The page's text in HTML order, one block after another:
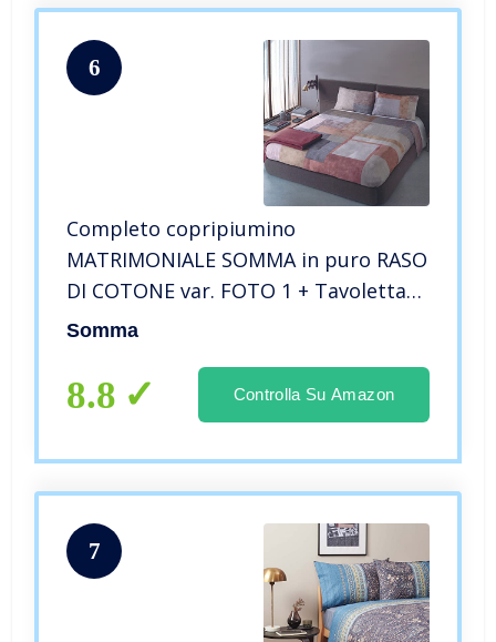
6
Completo copripiumino
MATRIMONIALE SOMMA in puro RASO
DI COTONE var. FOTO 1 + Tavoletta
profumo armadi by Biancocasa
Somma
8.8 Controlla Su Amazon
7